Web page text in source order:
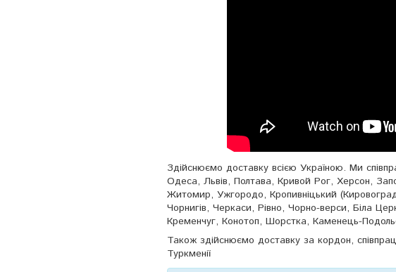
Здійснюємо доставку всією Україною. Ми
Одеса, Львів, Полтава, Кривой Рог, Херсон,
Житомир, Ужгородо, Кропивніцький
Чорнигів, Черкаси, Рівно, Чорно-верси, Біла
Кременчуг, Конотоп, Шорстка, Каменець-
Також здійснюємо доставку за кордон,
Туркменії